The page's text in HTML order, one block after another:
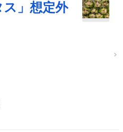
ス」想定外